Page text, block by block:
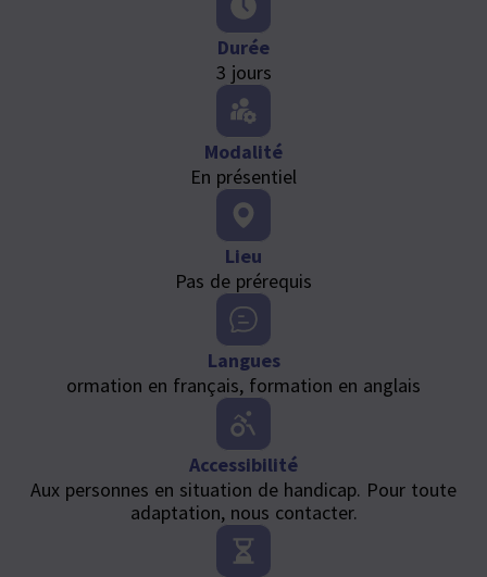
Durée
3 jours
Modalité
En présentiel
Lieu
Pas de prérequis
Langues
ormation en français, formation en anglais
Accessibilité
Aux personnes en situation de handicap. Pour toute
adaptation, nous contacter.